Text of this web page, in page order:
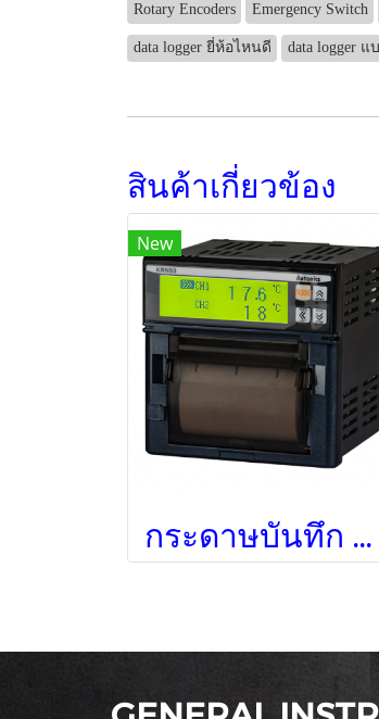
Rotary Encoders Emergency Switch
data logger ยี่ห้อไหนดี data logger
สินค้าเกี่ยวข้อง
New
กระดาษบันทึก KRN50 Chart Paper (BR-4000)